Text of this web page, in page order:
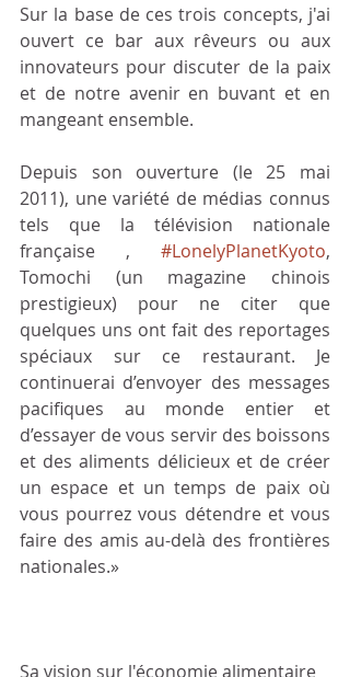
Sur la base de ces trois concepts, j'ai
ouvert ce bar aux rêveurs ou aux
innovateurs pour discuter de la paix
et de notre avenir en buvant et en
mangeant ensemble.
Depuis son ouverture (le 25 mai
2011), une variété de médias connus
tels que la télévision nationale
française , #LonelyPlanetKyoto,
Tomochi (un magazine chinois
prestigieux) pour ne citer que
quelques uns ont fait des reportages
spéciaux sur ce restaurant. Je
continuerai d’envoyer des messages
pacifiques au monde entier et
d’essayer de vous servir des boissons
et des aliments délicieux et de créer
un espace et un temps de paix où
vous pourrez vous détendre et vous
faire des amis au-delà des frontières
nationales.»
Sa vision sur l'économie alimentaire